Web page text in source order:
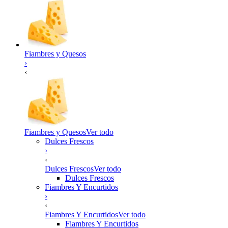
Fiambres y Quesos
›
‹
Fiambres y QuesosVer todo
Dulces Frescos
›
‹
Dulces FrescosVer todo
Dulces Frescos
Fiambres Y Encurtidos
›
‹
Fiambres Y EncurtidosVer todo
Fiambres Y Encurtidos